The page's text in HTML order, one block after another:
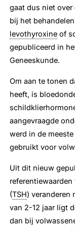
gaat dus niet over
bij het
levothyroxine of
gepubliceerd in
Geneeskunde.
Om aan te tonen
heeft, is
aangevraagde
werd in de
gebruikt voor
Uit dit nieuw
(TSH) veranderen
van 2-12 jaar ligt
dan bij